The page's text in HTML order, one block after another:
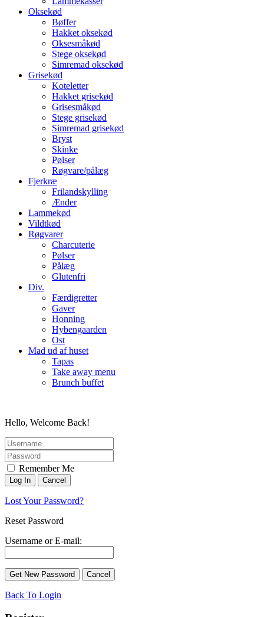
Oksekød
Bøffer
Hakket oksekød
Oksesmåkød
Stege oksekød
Simremad oksekød
Grisekød
Koteletter
Hakket grisekød
Grisesmåkød
Stege grisekød
Simremad grisekød
Bryst
Skinke
Pølser
Røgvare/pålæg
Fjerkræ
Frilandskylling
Ænder
Lammekød
Vildtkød
Røgvarer
Charcuterie
Pølser
Pålæg
Glutenfri
Div.
Færdigretter
Gaver
Honning
Hybengaarden
Ost
Mad ud af huset
Tapas
Take away menu
Brunch buffet
Hello, Welcome Back!
Remember Me
Lost Your Password?
Reset Password
Username or E-mail:
Back To Login